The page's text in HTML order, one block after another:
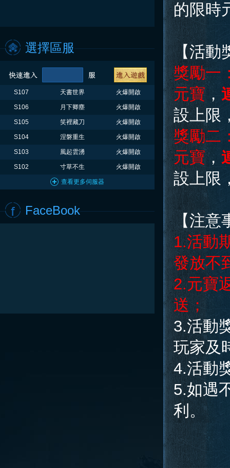
選擇區服
S107 天書世界 火爆開啟
S106 月下卿塵 火爆開啟
S105 笑裡藏刀 火爆開啟
S104 涅磐重生 火爆開啟
S103 風起雲湧 火爆開啟
S102 寸草不生 火爆開啟
查看更多伺服器
FaceBook
的限時
【活動
獎勵一
元寶 ，
設上限
獎勵二
元寶，
設上限
【注意
1.活動
發放不
2.元寶
送；
3.活動
玩家及
4.活動
5.如遇
利。